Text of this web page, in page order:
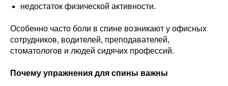
недостаток физической активности.
Особенно часто боли в спине возникают у офисных
сотрудников, водителей, преподавателей,
стоматологов и людей сидячих профессий.
Почему упражнения для спины важны